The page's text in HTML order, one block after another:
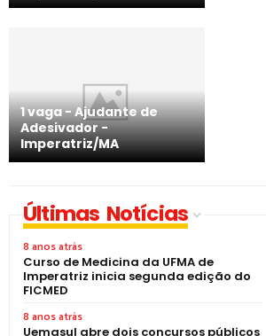
1 vaga - Ajudante de
Adesivador -
Imperatriz/MA
Últimas Notícias
8 anos atrás
Curso de Medicina da UFMA de
Imperatriz inicia segunda edição do
FICMED
8 anos atrás
Uemasul abre dois concursos públicos